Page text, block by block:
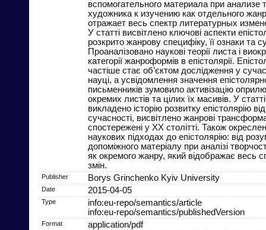
вспомогательного материала при анализе
художника к изучению как отдельного
отражает весь спектр литературных
У статті висвітлено ключові аспекти
розкрито жанрову специфіку, її ознаки та
Проаналізовано наукові теорії листа і
категорії жанроформів в епістолярії.
частіше стає об’єктом дослідження у
науці, а усвідомлення значення
письменників зумовило активізацію
окремих листів та цілих їх масивів. У
викладено історію розвитку епістолярію
сучасності, висвітлено жанрові
спостережені у ХХ столітті. Також
наукових підходах до епістолярію: від
допоміжного матеріалу при аналізі
як окремого жанру, який відображає весь
змін.
Publisher Borys Grinchenko Kyiv University
Date 2015-04-05
Type
info:eu-repo/semantics/article
info:eu-repo/semantics/publishedVersion
Format application/pdf